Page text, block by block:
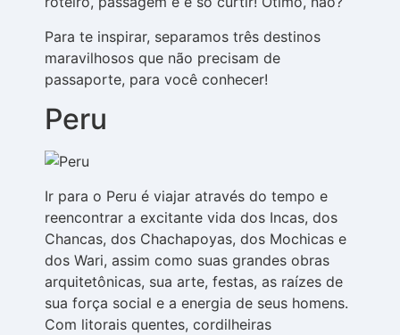
Para te inspirar, separamos três destinos
maravilhosos que não precisam de
passaporte, para você conhecer!
Peru
Ir para o Peru é viajar através do tempo e
reencontrar a excitante vida dos Incas, dos
Chancas, dos Chachapoyas, dos Mochicas e
dos Wari, assim como suas grandes obras
arquitetônicas, sua arte, festas, as raízes de
sua força social e a energia de seus homens.
Com litorais quentes, cordilheiras